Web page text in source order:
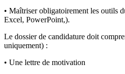
• Maîtriser obligatoirement les outils
Excel, PowerPoint,).
Le dossier de candidature doit
uniquement) :
• Une lettre de motivation